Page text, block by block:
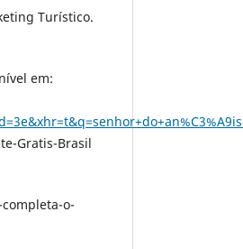
Turístico.
em:
Gratis-Brasil
completa-o-